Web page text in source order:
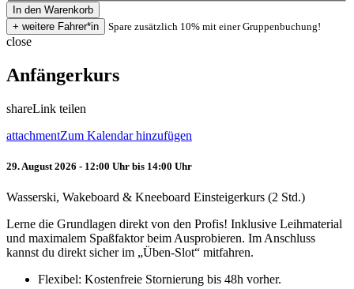
Spare zusätzlich 10% mit einer Gruppenbuchung!
close
Anfängerkurs
shareLink teilen
attachmentZum Kalendar hinzufügen
29. August 2026 - 12:00 Uhr bis 14:00 Uhr
Wasserski, Wakeboard & Kneeboard Einsteigerkurs (2 Std.)
Lerne die Grundlagen direkt von den Profis! Inklusive Leihmaterial
und maximalem Spaßfaktor beim Ausprobieren. Im Anschluss
kannst du direkt sicher im „Üben-Slot“ mitfahren.
Flexibel: Kostenfreie Stornierung bis 48h vorher.